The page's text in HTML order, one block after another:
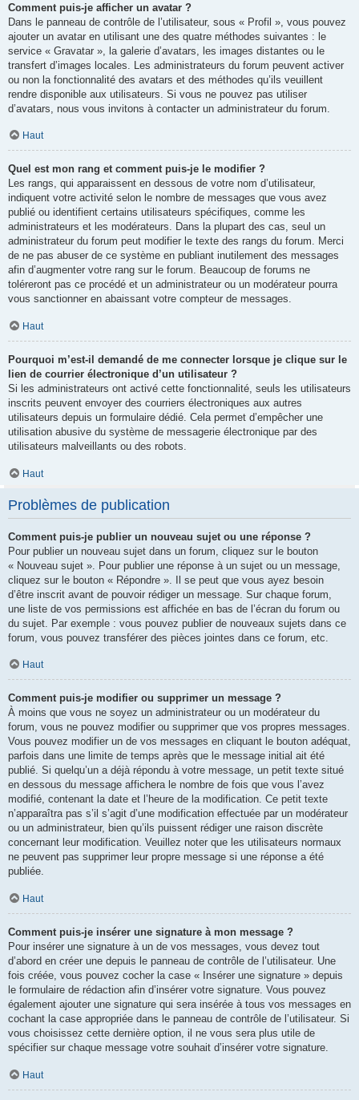
Comment puis-je afficher un avatar ?
Dans le panneau de contrôle de l’utilisateur, sous « Profil », vous pouvez
ajouter un avatar en utilisant une des quatre méthodes suivantes : le
service « Gravatar », la galerie d’avatars, les images distantes ou le
transfert d’images locales. Les administrateurs du forum peuvent activer
ou non la fonctionnalité des avatars et des méthodes qu’ils veuillent
rendre disponible aux utilisateurs. Si vous ne pouvez pas utiliser
d’avatars, nous vous invitons à contacter un administrateur du forum.
Haut
Quel est mon rang et comment puis-je le modifier ?
Les rangs, qui apparaissent en dessous de votre nom d’utilisateur,
indiquent votre activité selon le nombre de messages que vous avez
publié ou identifient certains utilisateurs spécifiques, comme les
administrateurs et les modérateurs. Dans la plupart des cas, seul un
administrateur du forum peut modifier le texte des rangs du forum. Merci
de ne pas abuser de ce système en publiant inutilement des messages
afin d’augmenter votre rang sur le forum. Beaucoup de forums ne
toléreront pas ce procédé et un administrateur ou un modérateur pourra
vous sanctionner en abaissant votre compteur de messages.
Haut
Pourquoi m’est-il demandé de me connecter lorsque je clique sur le
lien de courrier électronique d’un utilisateur ?
Si les administrateurs ont activé cette fonctionnalité, seuls les utilisateurs
inscrits peuvent envoyer des courriers électroniques aux autres
utilisateurs depuis un formulaire dédié. Cela permet d’empêcher une
utilisation abusive du système de messagerie électronique par des
utilisateurs malveillants ou des robots.
Haut
Problèmes de publication
Comment puis-je publier un nouveau sujet ou une réponse ?
Pour publier un nouveau sujet dans un forum, cliquez sur le bouton
« Nouveau sujet ». Pour publier une réponse à un sujet ou un message,
cliquez sur le bouton « Répondre ». Il se peut que vous ayez besoin
d’être inscrit avant de pouvoir rédiger un message. Sur chaque forum,
une liste de vos permissions est affichée en bas de l’écran du forum ou
du sujet. Par exemple : vous pouvez publier de nouveaux sujets dans ce
forum, vous pouvez transférer des pièces jointes dans ce forum, etc.
Haut
Comment puis-je modifier ou supprimer un message ?
À moins que vous ne soyez un administrateur ou un modérateur du
forum, vous ne pouvez modifier ou supprimer que vos propres messages.
Vous pouvez modifier un de vos messages en cliquant le bouton adéquat,
parfois dans une limite de temps après que le message initial ait été
publié. Si quelqu’un a déjà répondu à votre message, un petit texte situé
en dessous du message affichera le nombre de fois que vous l’avez
modifié, contenant la date et l’heure de la modification. Ce petit texte
n’apparaîtra pas s’il s’agit d’une modification effectuée par un modérateur
ou un administrateur, bien qu’ils puissent rédiger une raison discrète
concernant leur modification. Veuillez noter que les utilisateurs normaux
ne peuvent pas supprimer leur propre message si une réponse a été
publiée.
Haut
Comment puis-je insérer une signature à mon message ?
Pour insérer une signature à un de vos messages, vous devez tout
d’abord en créer une depuis le panneau de contrôle de l’utilisateur. Une
fois créée, vous pouvez cocher la case « Insérer une signature » depuis
le formulaire de rédaction afin d’insérer votre signature. Vous pouvez
également ajouter une signature qui sera insérée à tous vos messages en
cochant la case appropriée dans le panneau de contrôle de l’utilisateur. Si
vous choisissez cette dernière option, il ne vous sera plus utile de
spécifier sur chaque message votre souhait d’insérer votre signature.
Haut